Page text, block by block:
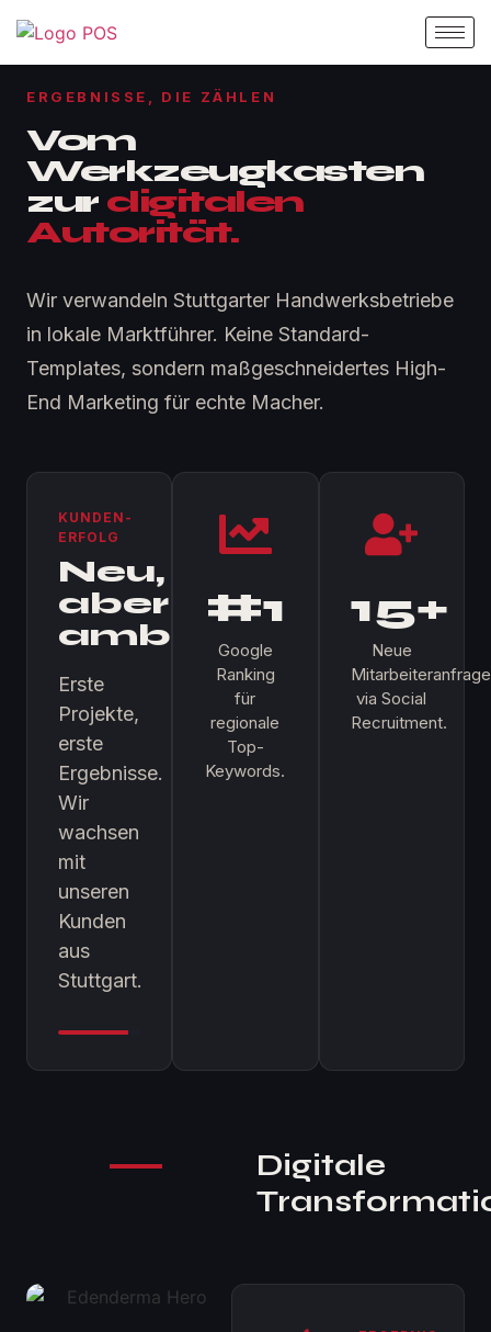
ERGEBNISSE, DIE ZÄHLEN
Vom
Werkzeugkasten
zur digitalen
Autorität.
Wir verwandeln Stuttgarter Handwerksbetriebe
in lokale Marktführer. Keine Standard-
Templates, sondern maßgeschneidertes High-
End Marketing für echte Macher.
KUNDEN-
ERFOLG
Neu,
aber
ambitioniert.
Erste
Projekte,
erste
Ergebnisse.
Wir
wachsen
mit
unseren
Kunden
aus
Stuttgart.
#1
Google
Ranking
für
regionale
Top-
Keywords.
15+
Neue
via Social
Recruitment.
Digitale